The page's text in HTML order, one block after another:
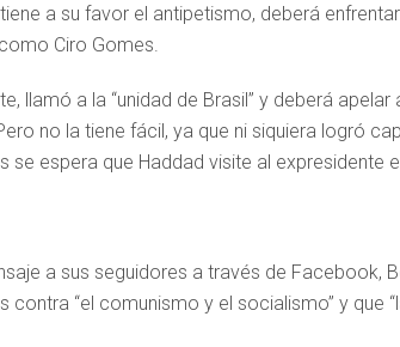
a su favor el antipetismo, deberá
Ciro Gomes.
llamó a la “unidad de Brasil” y deberá
no la tiene fácil, ya que ni siquiera logró
se espera que Haddad visite al expresidente
a sus seguidores a través de Facebook,
contra “el comunismo y el socialismo” y que